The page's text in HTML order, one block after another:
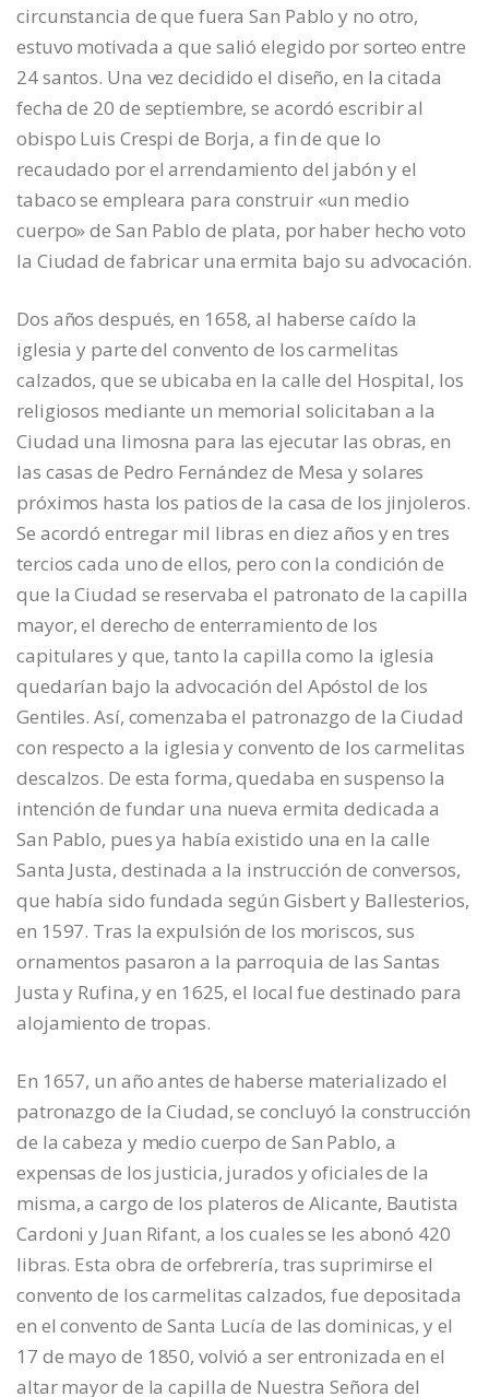
circunstancia de que fuera San Pablo y no otro,
estuvo motivada a que salió elegido por sorteo entre
24 santos. Una vez decidido el diseño, en la citada
fecha de 20 de septiembre, se acordó escribir al
obispo Luis Crespi de Borja, a fin de que lo
recaudado por el arrendamiento del jabón y el
tabaco se empleara para construir «un medio
cuerpo» de San Pablo de plata, por haber hecho voto
la Ciudad de fabricar una ermita bajo su advocación.
Dos años después, en 1658, al haberse caído la
iglesia y parte del convento de los carmelitas
calzados, que se ubicaba en la calle del Hospital, los
religiosos mediante un memorial solicitaban a la
Ciudad una limosna para las ejecutar las obras, en
las casas de Pedro Fernández de Mesa y solares
próximos hasta los patios de la casa de los jinjoleros.
Se acordó entregar mil libras en diez años y en tres
tercios cada uno de ellos, pero con la condición de
que la Ciudad se reservaba el patronato de la capilla
mayor, el derecho de enterramiento de los
capitulares y que, tanto la capilla como la iglesia
quedarían bajo la advocación del Apóstol de los
Gentiles. Así, comenzaba el patronazgo de la Ciudad
con respecto a la iglesia y convento de los carmelitas
descalzos. De esta forma, quedaba en suspenso la
intención de fundar una nueva ermita dedicada a
San Pablo, pues ya había existido una en la calle
Santa Justa, destinada a la instrucción de conversos,
que había sido fundada según Gisbert y Ballesterios,
en 1597. Tras la expulsión de los moriscos, sus
ornamentos pasaron a la parroquia de las Santas
Justa y Rufina, y en 1625, el local fue destinado para
alojamiento de tropas.
En 1657, un año antes de haberse materializado el
patronazgo de la Ciudad, se concluyó la construcción
de la cabeza y medio cuerpo de San Pablo, a
expensas de los justicia, jurados y oficiales de la
misma, a cargo de los plateros de Alicante, Bautista
Cardoni y Juan Rifant, a los cuales se les abonó 420
libras. Esta obra de orfebrería, tras suprimirse el
convento de los carmelitas calzados, fue depositada
en el convento de Santa Lucía de las dominicas, y el
17 de mayo de 1850, volvió a ser entronizada en el
altar mayor de la capilla de Nuestra Señora del